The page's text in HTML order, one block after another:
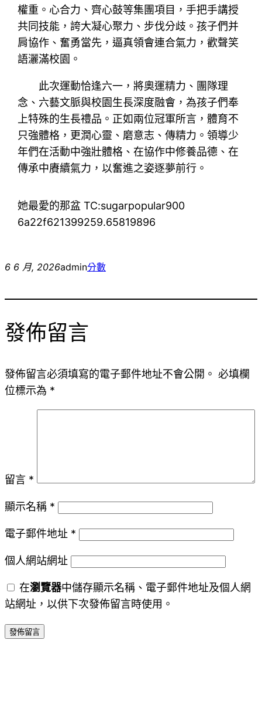
權重。心合力、齊心鼓等集團項目，手把手講授
共同技能，誇大凝心聚力、步伐分歧。孩子們并
肩協作、奮勇當先，逼真領會連合氣力，歡聲笑
語灑滿校園。
此次運動恰逢六一，將奧運精力、團隊理
念、六藝文脈與校園生長深度融會，為孩子們奉
上特殊的生長禮品。正如兩位冠軍所言，體育不
只強體格，更潤心靈、磨意志、傳精力。領導少
年們在活動中強壯體格、在協作中修養品德、在
傳承中賡續氣力，以奮進之姿逐夢前行。
她最愛的那盆 TC:sugarpopular900
6a22f621399259.65819896
6 6 月, 2026admin分數
發佈留言
發佈留言必須填寫的電子郵件地址不會公開。 必填欄
位標示為 *
留言 *
顯示名稱 *
電子郵件地址 *
個人網站網址
在瀏覽器中儲存顯示名稱、電子郵件地址及個人網
站網址，以供下次發佈留言時使用。